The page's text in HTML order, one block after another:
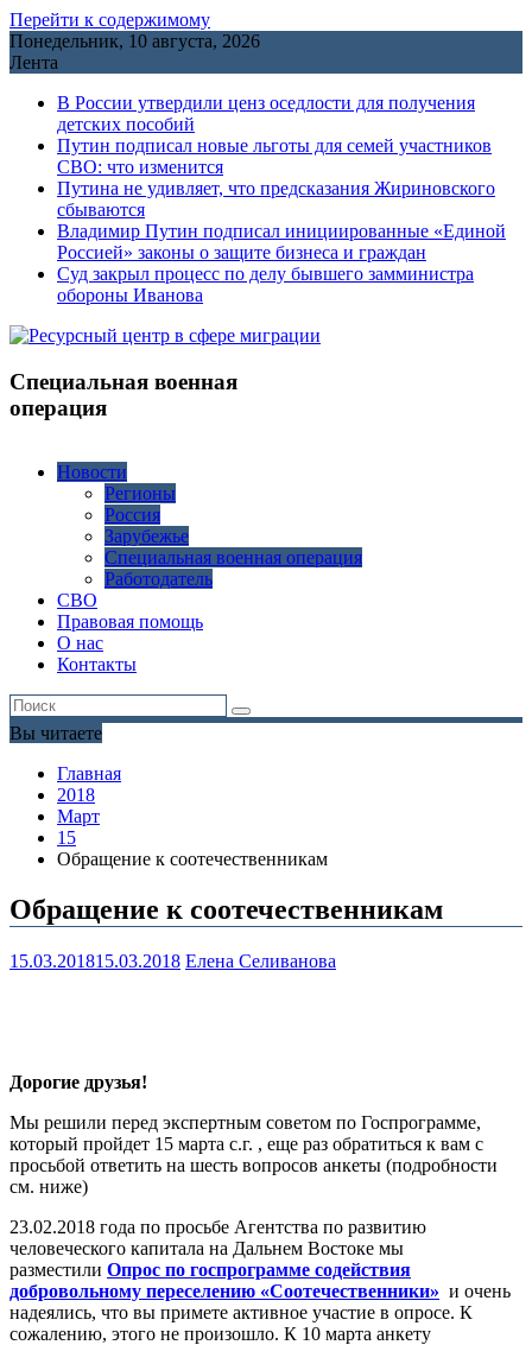
Перейти к содержимому
Понедельник, 10 августа, 2026
Лента
В России утвердили ценз оседлости для получения
детских пособий
Путин подписал новые льготы для семей участников
СВО: что изменится
Путина не удивляет, что предсказания Жириновского
сбываются
Владимир Путин подписал инициированные «Единой
Россией» законы о защите бизнеса и граждан
Cуд закрыл процесс по делу бывшего замминистра
обороны Иванова
Специальная военная
операция
Новости
Регионы
Россия
Зарубежье
Специальная военная операция
Работодатель
СВО
Правовая помощь
О нас
Контакты
Вы читаете
Главная
2018
Март
15
Обращение к соотечественникам
Обращение к соотечественникам
15.03.201815.03.2018 Елена Селиванова
Дорогие друзья!
Мы решили перед экспертным советом по Госпрограмме,
который пройдет 15 марта с.г. , еще раз обратиться к вам с
просьбой ответить на шесть вопросов анкеты (подробности
см. ниже)
23.02.2018 года по просьбе Агентства по развитию
человеческого капитала на Дальнем Востоке мы
разместили Опрос по госпрограмме содействия
добровольному переселению «Соотечественники» и очень
надеялись, что вы примете активное участие в опросе. К
сожалению, этого не произошло. К 10 марта анкету